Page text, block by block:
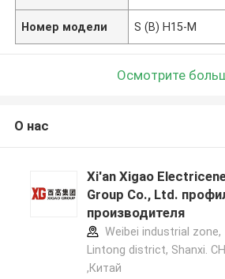
Номер модели S (B) H15-M
Осмотрите
О нас
Xi'an Xigao
Group Co., Ltd.
производителя
Weibei industrial zone,
Lintong district, Shanxi.
,Китай